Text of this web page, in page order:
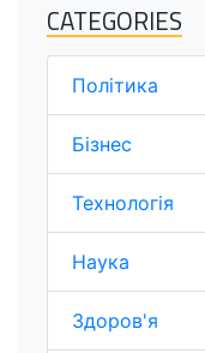
CATEGORIES
Політика
Бізнес
Технологія
Наука
Здоров'я